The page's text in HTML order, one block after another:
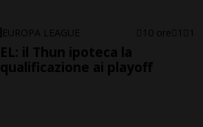
EUROPA LEAGUE 10 ore 1 1
EL: il Thun ipoteca la
qualificazione ai playoff